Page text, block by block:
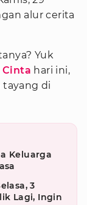
alur cerita
Yuk
Cinta hari ini,
tayang di
Keluarga
3
Lagi, Ingin